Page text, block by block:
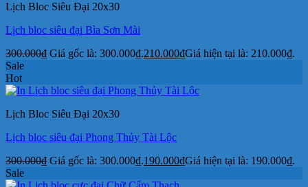
Lịch Bloc Siêu Đại 20x30
Lịch bloc siêu đại Bìa Sơn Mài
300.000₫ Giá gốc là: 300.000₫.210.000₫Giá hiện tại là: 210.000₫.
Sale
Hot
Lịch Bloc Siêu Đại 20x30
Lịch bloc siêu đại Phong Thủy Tài Lộc
300.000₫ Giá gốc là: 300.000₫.190.000₫Giá hiện tại là: 190.000₫.
Sale